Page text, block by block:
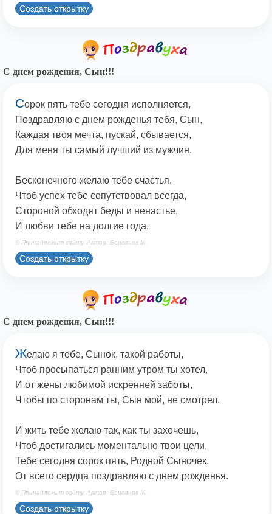
Создать открытку
С днем рождения, Сын!!!
Сорок пять тебе сегодня исполняется,
Поздравляю с днем рожденья тебя, Сын,
Каждая твоя мечта, пускай, сбывается,
Для меня ты самый лучший из мужчин.
Бесконечного желаю тебе счастья,
Чтоб успех тебе сопутствовал всегда,
Стороной обходят беды и ненастье,
И любви тебе на долгие года.
© Принадлежит сайту. Автор: Берсанов М.
Создать открытку
С днем рождения, Сын!!!
Желаю я тебе, Сынок, такой работы,
Чтоб просыпаться ранним утром ты хотел,
И от жены любимой искренней заботы,
Чтобы по сторонам ты, Сын мой, не смотрел.
И жить тебе желаю так, как ты захочешь,
Чтоб достигались моментально твои цели,
Тебе сегодня сорок пять, Родной Сыночек,
От всего сердца поздравляю с днем рожденья.
© Принадлежит сайту. Автор: Берсанов М.
Создать открытку